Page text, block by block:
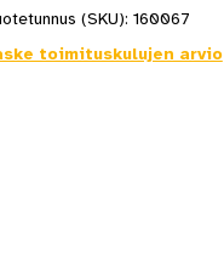
(SKU): 160067
toimituskulujen arvio